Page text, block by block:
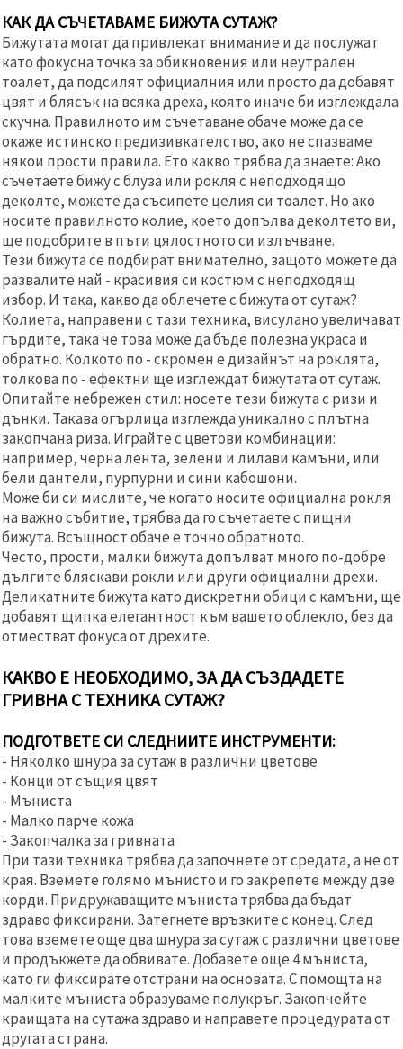
КАК ДА СЪЧЕТАВАМЕ БИЖУТА СУТАЖ?
Бижутата могат да привлекат внимание и да послужат
като фокусна точка за обикновения или неутрален
тоалет, да подсилят официалния или просто да добавят
цвят и блясък на всяка дреха, която иначе би изглеждала
скучна. Правилното им съчетаване обаче може да се
окаже истинско предизивкателство, ако не спазваме
някои прости правила. Ето какво трябва да знаете: Ако
съчетаете бижу с блуза или рокля с неподходящо
деколте, можете да съсипете целия си тоалет. Но ако
носите правилното колие, което допълва деколтето ви,
ще подобрите в пъти цялостното си излъчване.
Тези бижута се подбират внимателно, защото можете да
развалите най - красивия си костюм с неподходящ
избор. И така, какво да облечете с бижута от сутаж?
Колиета, направени с тази техника, висулано увеличават
гърдите, така че това може да бъде полезна украса и
обратно. Колкото по - скромен е дизайнът на роклята,
толкова по - ефектни ще изглеждат бижутата от сутаж.
Опитайте небрежен стил: носете тези бижута с ризи и
дънки. Такава огърлица изглежда уникално с плътна
закопчана риза. Играйте с цветови комбинации:
например, черна лента, зелени и лилави камъни, или
бели дантели, пурпурни и сини кабошони.
Може би си мислите, че когато носите официална рокля
на важно събитие, трябва да го съчетаете с пищни
бижута. Всъщност обаче е точно обратното.
Често, прости, малки бижута допълват много по-добре
дългите бляскави рокли или други официални дрехи.
Деликатните бижута като дискретни обици с камъни, ще
добавят щипка елегантност към вашето облекло, без да
отместват фокуса от дрехите.
КАКВО Е НЕОБХОДИМО, ЗА ДА СЪЗДАДЕТЕ
ГРИВНА С ТЕХНИКА СУТАЖ?
ПОДГОТВЕТЕ СИ СЛЕДНИИТЕ ИНСТРУМЕНТИ:
- Няколко шнура за сутаж в различни цветове
- Конци от същия цвят
- Мъниста
- Малко парче кожа
- Закопчалка за гривната
При тази техника трябва да започнете от средата, а не от
края. Вземете голямо мънисто и го закрепете между две
корди. Придружаващите мъниста трябва да бъдат
здраво фиксирани. Затегнете връзките с конец. След
това вземете още два шнура за сутаж с различни цветове
и продъкжете да обвивате. Добавете още 4 мъниста,
като ги фиксирате отстрани на основата. С помощта на
малките мъниста образуваме полукръг. Закопчейте
краищата на сутажа здраво и направете процедурата от
другата страна.